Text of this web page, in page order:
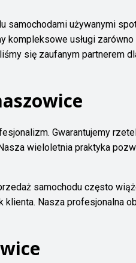
samochodami używanymi
kompleksowe usługi
się zaufanym partnerem
Gwarantujemy
wieloletnia praktyka
samochodu często
Nasza profesjonalna